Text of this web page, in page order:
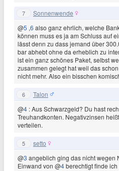
7 Sonnenwende
@5 ,6 also ganz ehrlich, welche
können muss es ja am Schluss auf
lässt denn zu dass jemand über
bar abhebt ohne da erheblich zu
ist ein ganz schönes Paket, selbst
zusammen gelegt hat weil das
nicht mehr. Also ein bisschen
6 Talon
@4 : Aus Schwarzgeld? Du hast
Treuhandkonten. Negativzinsen
verteilen.
5 setto
@3 angeblich ging das nicht wegen
Einwand von @4berechtigt finde ich